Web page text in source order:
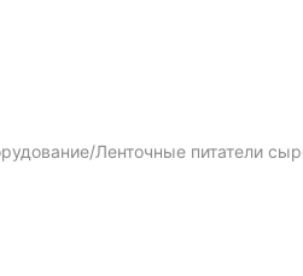
/Ленточные питатели